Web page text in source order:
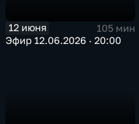
12 июня
105 мин
Эфир 12.06.2026 · 20:00